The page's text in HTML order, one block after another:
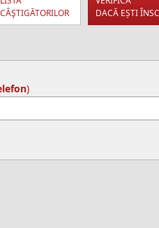
CÂŞTIGĂTORILOR
DACĂ EȘTI
)